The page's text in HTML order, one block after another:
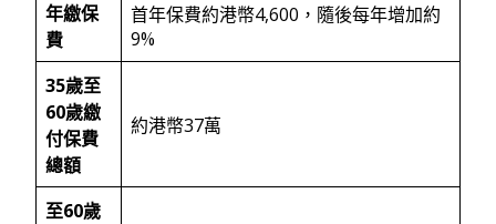
年繳保
費
首年保費約港幣4,600，隨後每年增加約
9%
35歲至
60歲繳
付保費
總額
約港幣37萬
至60歲